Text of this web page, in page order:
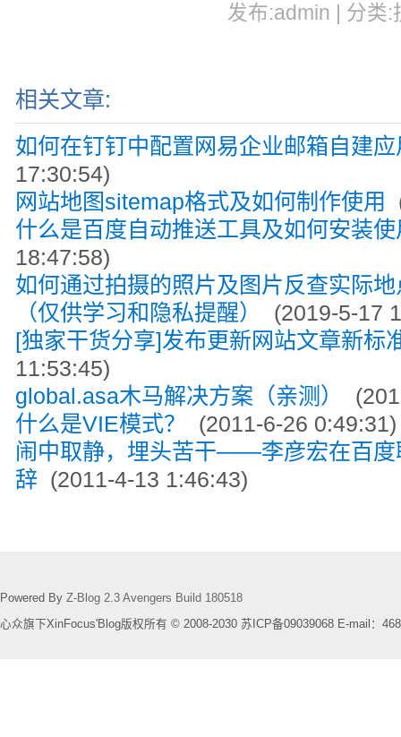
发布:admin | 分类:
相关文章:
如何在钉钉中配置网易企业邮箱自建应
17:30:54)
网站地图sitemap格式及如何制作使用
什么是百度自动推送工具及如何安装使
18:47:58)
如何通过拍摄的照片及图片反查实际
（仅供学习和隐私提醒）
(2019-5-17
[独家干货分享]发布更新网站文章新标
11:53:45)
global.asa木马解决方案（亲测）
什么是VIE模式？
(2011-6-26 0:49:31)
闹中取静，埋头苦干——李彦宏在百度
辞 (2011-4-13 1:46:43)
Powered By Z-Blog 2.3 Avengers Build 180518
心众旗下XinFocus'Blog版权所有 © 2008-2030 苏ICP备09039068 E-mail：